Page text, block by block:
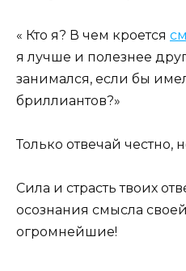
« Кто я? В чем кроется
я лучше и полезнее
занимался, если бы
бриллиантов?»
Только отвечай честно,
Сила и страсть твоих
осознания смысла
огромнейшие!